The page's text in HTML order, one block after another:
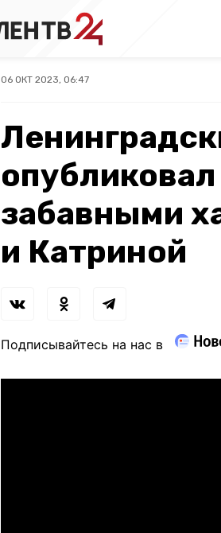
06 ОКТ 2023, 06:47
забавными
и Катриной
Подписывайтесь на нас в